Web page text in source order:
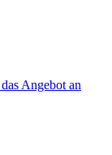
Angebot an